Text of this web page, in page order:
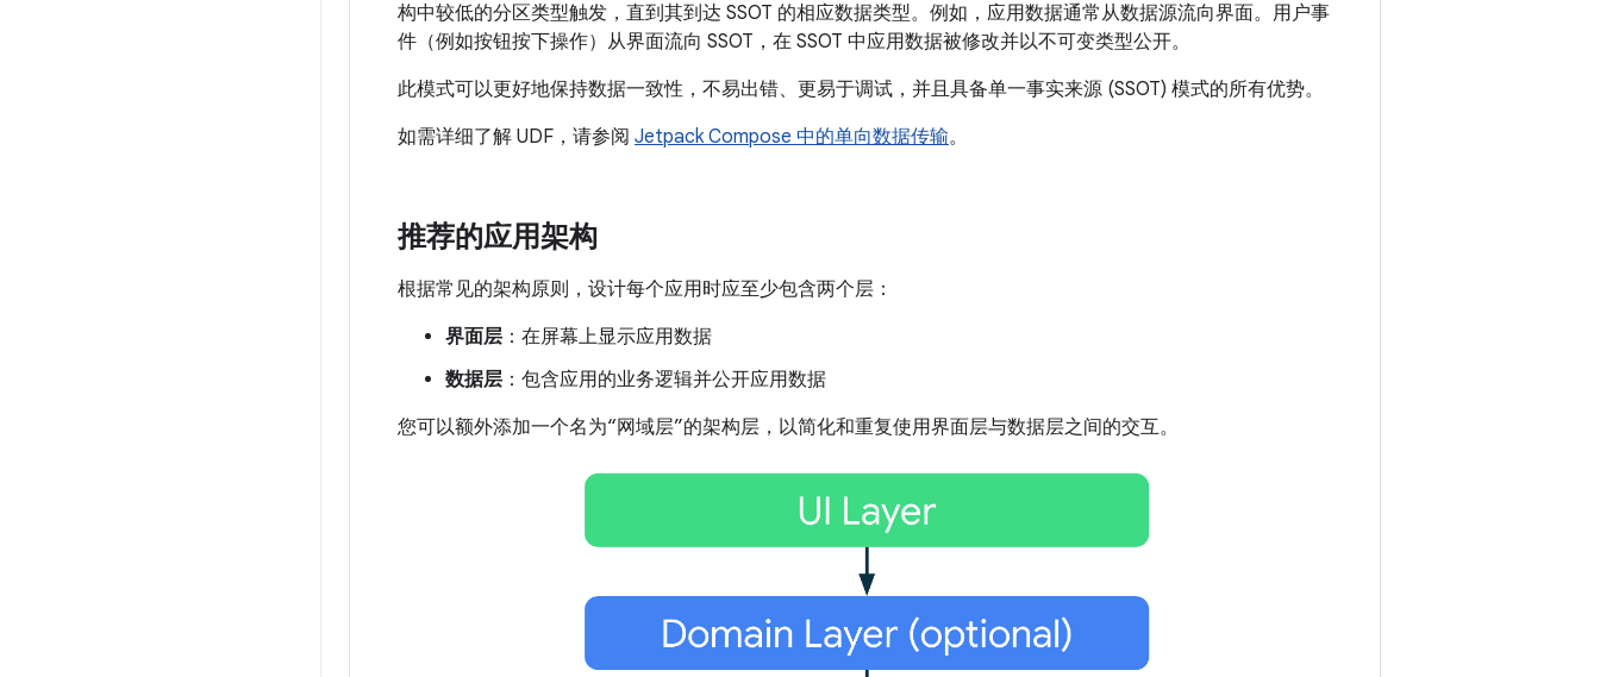
构中较低的分区类型触发，直到其到达 SSOT 的相应数据类型。例如，应用数据通常从数据源流向界面。用户事
件（例如按钮按下操作）从界面流向 SSOT，在 SSOT 中应用数据被修改并以不可变类型公开。
此模式可以更好地保持数据一致性，不易出错、更易于调试，并且具备单一事实来源 (SSOT) 模式的所有优势。
如需详细了解 UDF，请参阅 Jetpack Compose 中的单向数据传输。
推荐的应用架构
根据常见的架构原则，设计每个应用时应至少包含两个层：
界面层 ：在屏幕上显示应用数据
数据层 ：包含应用的业务逻辑并公开应用数据
您可以额外添加一个名为“网域层”的架构层，以简化和重复使用界面层与数据层之间的交互。